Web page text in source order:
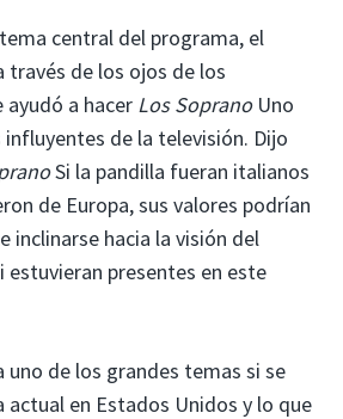
central del programa, el
través de los ojos de los
a hacer Los SopranoUno
de la televisión. Dijo
Si la pandilla fueran italianos
de Europa, sus valores podrían
inclinarse hacia la visión del
estuvieran presentes en este
uno de los grandes temas si se
actual en Estados Unidos y lo que